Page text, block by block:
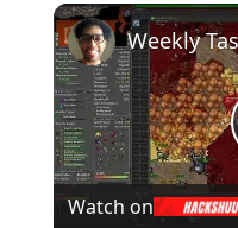
Watch on